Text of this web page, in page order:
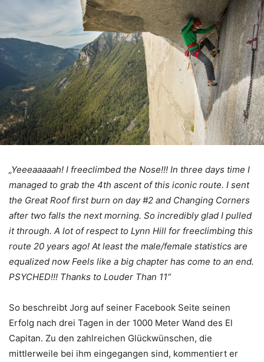
„Yeeeaaaaah! I freeclimbed the Nose!!! In three days time I
managed to grab the 4th ascent of this iconic route. I sent
the Great Roof first burn on day #2 and Changing Corners
after two falls the next morning. So incredibly glad I pulled
it through. A lot of respect to Lynn Hill for freeclimbing this
route 20 years ago! At least the male/female statistics are
equalized now Feels like a big chapter has come to an end.
PSYCHED!!! Thanks to Louder Than 11“
So beschreibt Jorg auf seiner Facebook Seite seinen
Erfolg nach drei Tagen in der 1000 Meter Wand des El
Capitan. Zu den zahlreichen Glückwünschen, die
mittlerweile bei ihm eingegangen sind, kommentiert er